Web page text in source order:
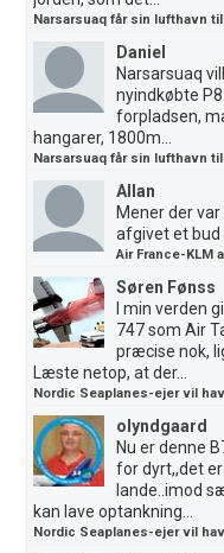
Narsarsuaq får sin lufthavn
Daniel
Narsarsuaq
nyindkøbte
forpladsen,
hangarer, 1800m...
Narsarsuaq får sin lufthavn
Allan
Mener der
afgivet et bud
Air France-KLM
Søren Fønss
I min verden
747 som Air
præcise nok,
Læste netop, at der...
Nordic Seaplanes-ejer vil
olyndgaard
Nu er denne
for dyrt,,det
lande..imod
kan lave optankning...
Nordic Seaplanes-ejer vil